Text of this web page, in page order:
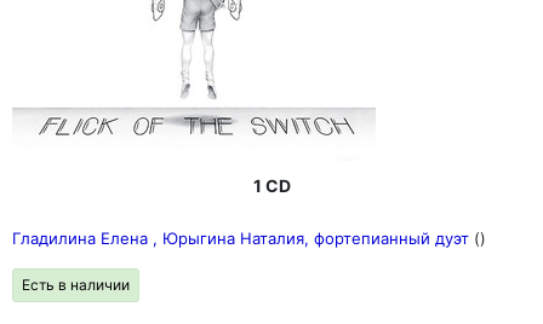
1 CD
Гладилина Елена , Юрыгина Наталия, фортепианный дуэт ()
Есть в наличии